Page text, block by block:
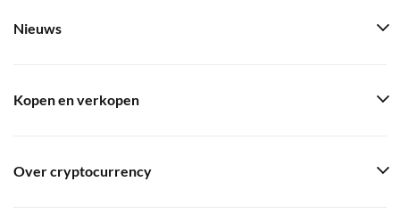
Nieuws
Kopen en verkopen
Over cryptocurrency